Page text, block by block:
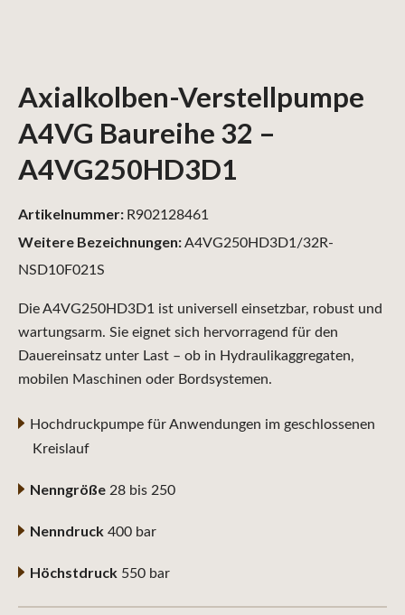
Axialkolben-Verstellpumpe
A4VG Baureihe 32 –
A4VG250HD3D1
Die A4VG250HD3D1 ist universell einsetzbar, robust und
wartungsarm. Sie eignet sich hervorragend für den
Dauereinsatz unter Last – ob in Hydraulikaggregaten,
mobilen Maschinen oder Bordsystemen.
Hochdruckpumpe für Anwendungen im geschlossenen
Kreislauf
Nenngröße 28 bis 250
Nenndruck 400 bar
Höchstdruck 550 bar
Weitere Bezeichnungen:A4VG250HD3D1/32R-
NSD10F021S
Artikelnummer: R902128461